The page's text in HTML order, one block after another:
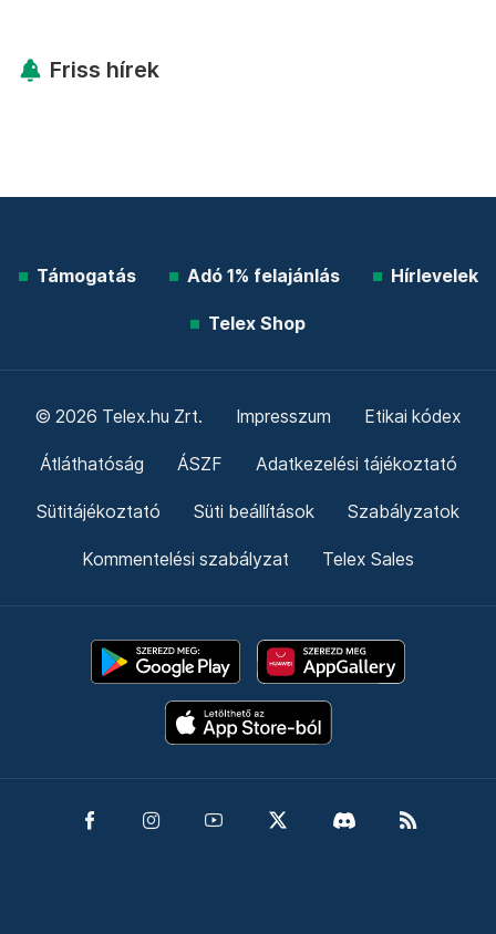
Friss hírek
Támogatás Adó 1% felajánlás Hírlevelek
Telex Shop
© 2026 Telex.hu Zrt. Impresszum Etikai kódex
Átláthatóság ÁSZF Adatkezelési tájékoztató
Sütitájékoztató Süti beállítások Szabályzatok
Kommentelési szabályzat Telex Sales